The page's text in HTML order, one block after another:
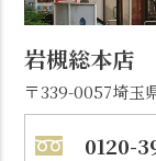
岩槻総本店
〒339-0057埼玉
0120-